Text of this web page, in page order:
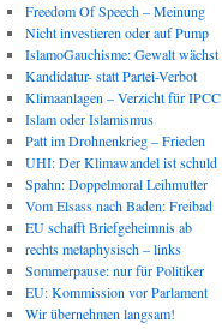
Freedom Of Speech – Meinung
Nicht investieren oder auf Pump
IslamoGauchisme: Gewalt wächst
Kandidatur- statt Partei-Verbot
Klimaanlagen – Verzicht für IPCC
Islam oder Islamismus
Patt im Drohnenkrieg – Frieden
UHI: Der Klimawandel ist schuld
Spahn: Doppelmoral Leihmutter
Vom Elsass nach Baden: Freibad
EU schafft Briefgeheimnis ab
rechts metaphysisch – links
Sommerpause: nur für Politiker
EU: Kommission vor Parlament
Wir übernehmen langsam!